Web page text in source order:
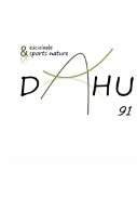
Aller
au